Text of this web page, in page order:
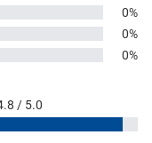
0%
0%
0%
/ 5.0